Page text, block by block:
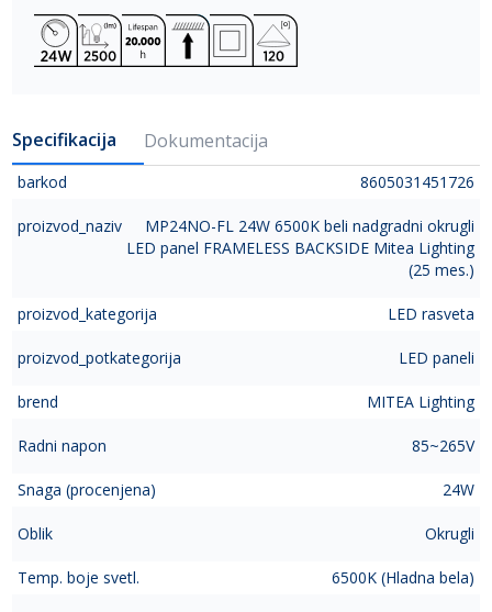
Specifikacija Dokumentacija
barkod 8605031451726
proizvod_naziv
MP24NO-FL 24W 6500K beli nadgradni okrugli
LED panel FRAMELESS BACKSIDE Mitea Lighting
(25 mes.)
proizvod_kategorija LED rasveta
proizvod_potkategorija LED paneli
brend MITEA Lighting
Radni napon 85~265V
Snaga (procenjena) 24W
Oblik Okrugli
Temp. boje svetl. 6500K (Hladna bela)